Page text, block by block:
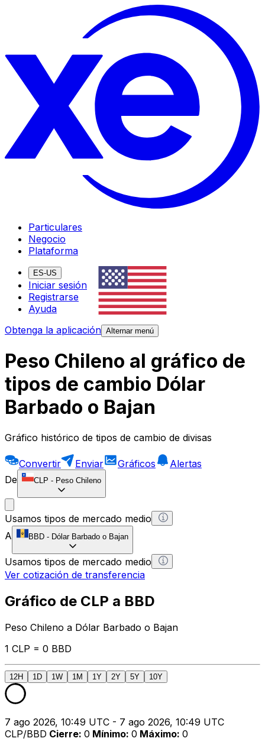
Particulares
Negocio
Plataforma
ES-US
Iniciar sesión
Registrarse
Ayuda
Obtenga la aplicación Alternar menú
Peso Chileno al gráfico de
tipos de cambio Dólar
Barbado o Bajan
Gráfico histórico de tipos de cambio de divisas
Convertir Enviar Gráficos
Alertas
De
CLP - Peso Chileno
Usamos tipos de mercado medio
A
BBD - Dólar Barbado o Bajan
Usamos tipos de mercado medio
Ver cotización de transferencia
Gráfico de CLP a BBD
Peso Chileno a Dólar Barbado o Bajan
1 CLP = 0 BBD
12H 1D 1W 1M 1Y 2Y 5Y 10Y
7 ago 2026, 10:49 UTC - 7 ago 2026, 10:49 UTC
CLP/BBD Cierre: 0 Mínimo: 0 Máximo: 0